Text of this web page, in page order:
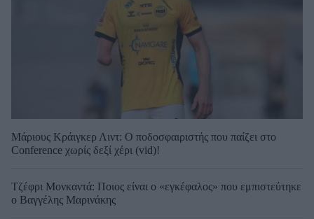
Μάριους Κράιγκερ Λιντ: Ο ποδοσφαιριστής που παίζει στο
Conference χωρίς δεξί χέρι (vid)!
Τζέφρι Μονκαντά: Ποιος είναι ο «εγκέφαλος» που εμπιστεύτηκε
ο Βαγγέλης Μαρινάκης